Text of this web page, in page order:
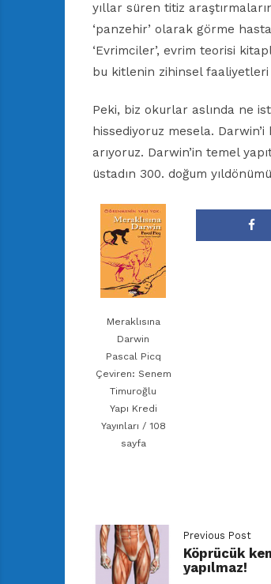
yıllar süren titiz
‘panzehir’ olarak görme
‘Evrimciler’, evrim teorisi
bu kitlenin zihinsel
Peki, biz okurlar aslında ne
hissediyoruz mesela.
arıyoruz. Darwin’in temel
üstadın 300. doğum
Meraklısına
Darwin
Pascal Picq
Çeviren: Senem
Timuroğlu
Yapı Kredi
Yayınları / 108
sayfa
Previous Post
Köprücük
yapılmaz!